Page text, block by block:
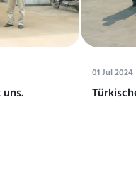
01 Jul 2024